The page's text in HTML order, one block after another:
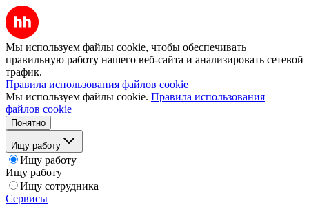
Мы используем файлы cookie, чтобы обеспечивать
правильную работу нашего веб-сайта и анализировать сетевой
трафик.
Правила использования файлов cookie
Мы используем файлы cookie. Правила использования
файлов cookie
Понятно
Ищу работу
Ищу работу
Ищу работу
Ищу сотрудника
Сервисы